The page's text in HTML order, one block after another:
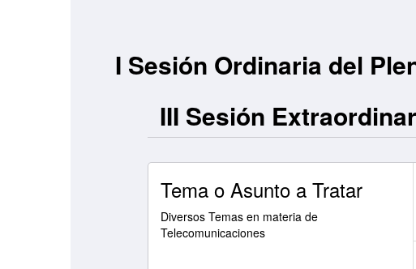
I Sesión Ordinaria del
III Sesión
Tema o Asunto a Tratar
Diversos Temas en materia de
Telecomunicaciones